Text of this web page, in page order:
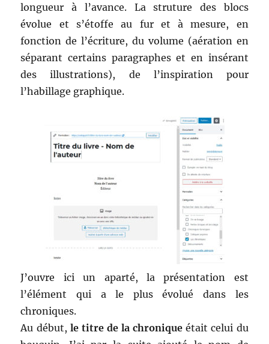
longueur à l’avance. La struture des blocs
évolue et s’étoffe au fur et à mesure, en
fonction de l’écriture, du volume (aération en
séparant certains paragraphes et en insérant
des illustrations), de l’inspiration pour
l’habillage graphique.
J’ouvre ici un aparté, la présentation est
l’élément qui a le plus évolué dans les
chroniques.
Au début, le titre de la chronique était celui du